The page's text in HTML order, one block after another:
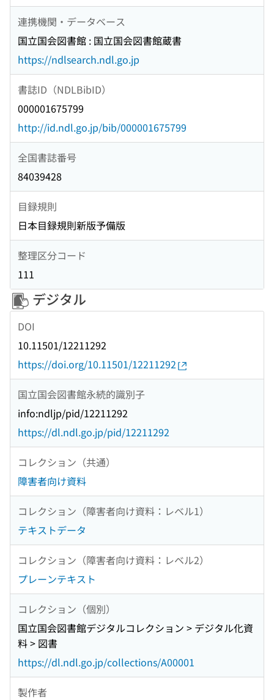
連携機関・データベース
国立国会図書館 : 国立国会図書館蔵書
https://ndlsearch.ndl.go.jp
書誌ID（NDLBibID）
000001675799
http://id.ndl.go.jp/bib/000001675799
全国書誌番号
84039428
目録規則
日本目録規則新版予備版
整理区分コード
111
デジタル
DOI
10.11501/12211292
https://doi.org/10.11501/12211292
国立国会図書館永続的識別子
info:ndljp/pid/12211292
https://dl.ndl.go.jp/pid/12211292
コレクション（共通）
障害者向け資料
コレクション（障害者向け資料：レベル1）
テキストデータ
コレクション（障害者向け資料：レベル2）
プレーンテキスト
コレクション（個別）
国立国会図書館デジタルコレクション > デジタル化資
料 > 図書
https://dl.ndl.go.jp/collections/A00001
製作者